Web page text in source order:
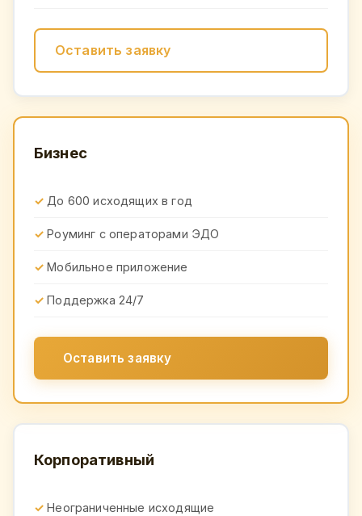
Оставить заявку
Бизнес
До 600 исходящих в год
Роуминг с операторами ЭДО
Мобильное приложение
Поддержка 24/7
Оставить заявку
Корпоративный
Неограниченные исходящие